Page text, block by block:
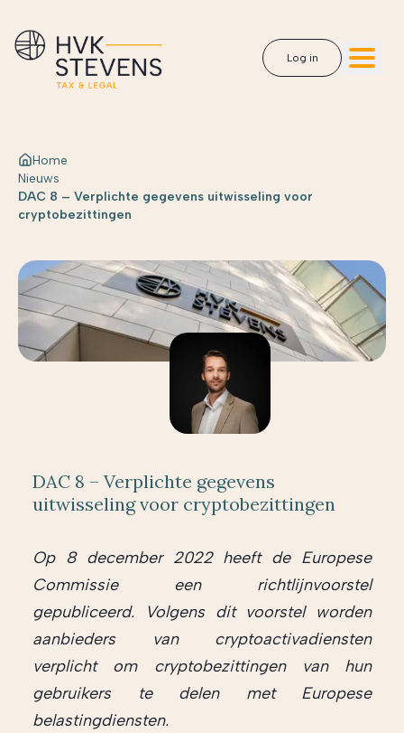
Log in
Home
Nieuws
DAC 8 – Verplichte gegevens uitwisseling voor
cryptobezittingen
DAC 8 – Verplichte gegevens
uitwisseling voor cryptobezittingen
Op 8 december 2022 heeft de Europese
Commissie een richtlijnvoorstel
gepubliceerd. Volgens dit voorstel worden
aanbieders van cryptoactivadiensten
verplicht om cryptobezittingen van hun
gebruikers te delen met Europese
belastingdiensten.